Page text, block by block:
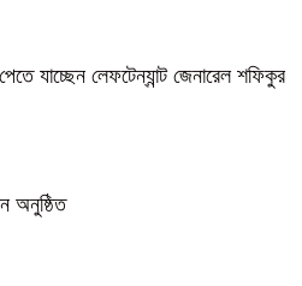
যাচ্ছেন লেফটেন্যান্ট জেনারেল শফিকুর
অনুষ্ঠিত